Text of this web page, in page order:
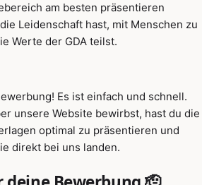
am besten präsentieren
Leidenschaft hast, mit Menschen zu
Werte der GDA teilst.
Es ist einfach und schnell.
unsere Website bewirbst, hast du die
optimal zu präsentieren und
direkt bei uns landen.